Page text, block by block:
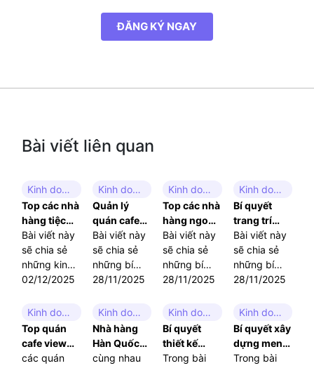
ĐĂNG KÝ NGAY
Bài viết liên quan
Kinh doanh quán ăn
Top các nhà
hàng tiệc
cưới được
yêu thích
nhất hiện
nay
Bài viết này
sẽ chia sẻ
những kinh
nghiệm và
để bạn có
thể chọn
được nhà
hàng tiệc
02/12/2025
Kinh doanh quán cafe
Quản lý
quán cafe
võng hiệu
quả: Bí
quyết và xu
hướng
Bài viết này
sẽ chia sẻ
những bí
quyết và xu
nhất trong
quản lý
quán cafe
võng, giúp
28/11/2025
Kinh doanh quán ăn
Top các nhà
hàng ngon
nhất: Bí
quyết tìm
kiếm và tiêu
chí đánh giá
Bài viết này
sẽ chia sẻ
những bí
quyết và
trọng để
bạn có thể
dễ dàng lựa
chọn được
28/11/2025
Kinh doanh quán trà sữa
Bí quyết
trang trí
quán trà
sữa hút
khách và
quản lý hiệu
Bài viết này
sẽ chia sẻ
những bí
quyết trang
sữa hiệu
quả, đồng
thời đưa ra
các giải
28/11/2025
Kinh doanh quán cafe
Top quán
cafe view
đẹp Hà Nội:
các quán
Kinh doanh quán ăn
Nhà hàng
Hàn Quốc
ngon và uy
cùng nhau
Kinh doanh quán trà sữa
Bí quyết
thiết kế
quán trà
Trong bài
Kinh doanh quán cafe
Bí quyết xây
dựng menu
quán cafe
Trong bài